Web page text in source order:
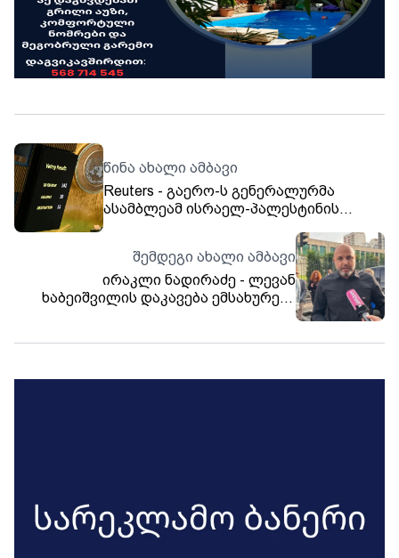
წინა ახალი ამბავი
Reuters - გაერო-ს გენერალურმა
ასამბლეამ ისრაელ-პალესტინის
პრინციპით გადაწყვეტას მხარი
დაუჭირა
შემდეგი ახალი ამბავი
ირაკლი ნადირაძე - ლევან
ხაბეიშვილის დაკავება ემსახურება